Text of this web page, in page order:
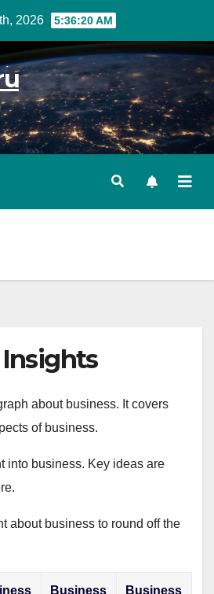
2026 5:36:21 AM
about business. It covers
of business.
into business. Key ideas are
about business to round off the
Business
Business